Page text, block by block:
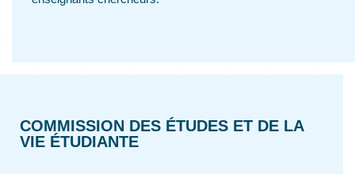
COMMISSION DES ÉTUDES ET DE LA
VIE ÉTUDIANTE